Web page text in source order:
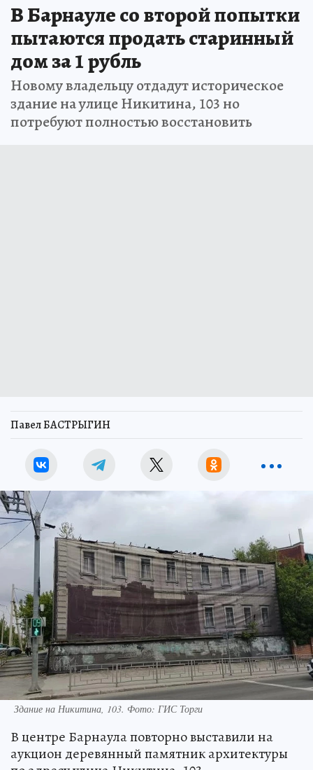
В Барнауле со второй попытки
пытаются продать старинный
дом за 1 рубль
Новому владельцу отдадут историческое
здание на улице Никитина, 103 но
потребуют полностью восстановить
Павел БАСТРЫГИН
Здание на Никитина, 103. Фото: ГИС Торги
В центре Барнаула повторно выставили на
аукцион деревянный памятник архитектуры